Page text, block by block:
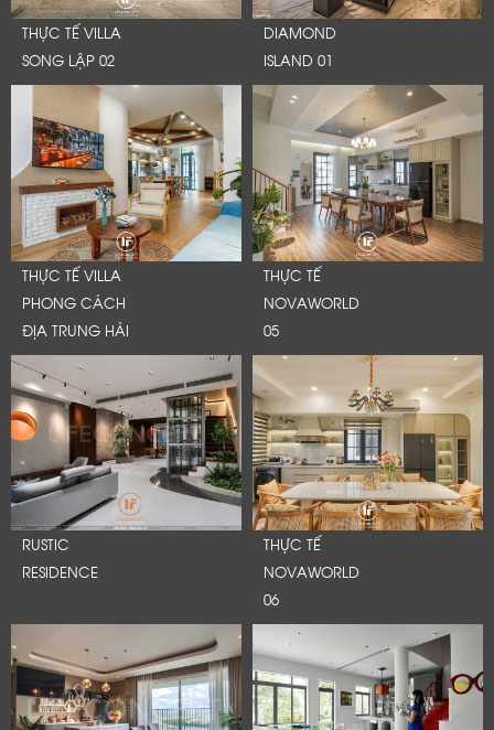
THỰC TẾ VILLA
SONG LẬP 02
DIAMOND
ISLAND 01
THỰC TẾ VILLA
PHONG CÁCH
ĐỊA TRUNG HẢI
THỰC TẾ
NOVAWORLD
05
RUSTIC
RESIDENCE
THỰC TẾ
NOVAWORLD
06